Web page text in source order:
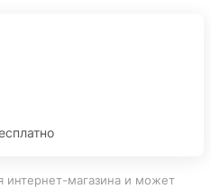
интернет-магазина и может